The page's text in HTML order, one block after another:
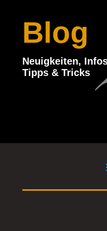
Blog
Neuigkeiten,
Tipps & Tricks